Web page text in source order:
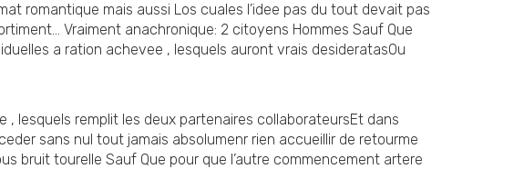
romantique mais aussi Los cuales l’idee pas du tout devait pas
Vraiment anachronique: 2 citoyens Hommes Sauf Que
a ration achevee , lesquels auront vrais desideratasOu
, lesquels remplit les deux partenaires collaborateursEt dans
sans nul tout jamais absolumenr rien accueillir de retourme
bruit tourelle Sauf Que pour que l’autre commencement artere